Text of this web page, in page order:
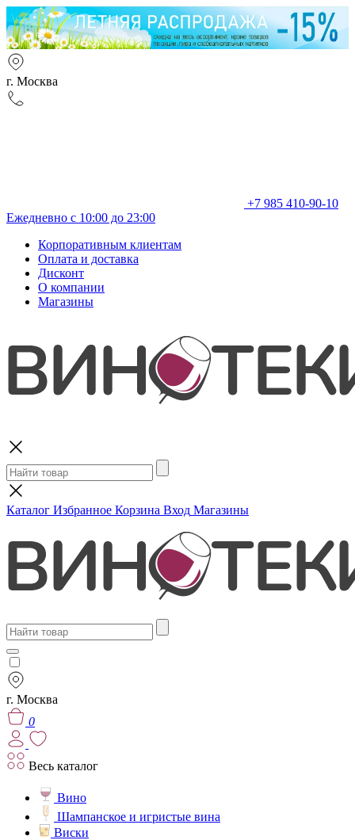
г. Москва
+7 985 410-90-10
Ежедневно с 10:00 до 23:00
Корпоративным клиентам
Оплата и доставка
Дисконт
О компании
Магазины
Каталог Избранное Корзина Вход Магазины
г. Москва
0
Весь каталог
Вино
Шампанское и игристые вина
Виски